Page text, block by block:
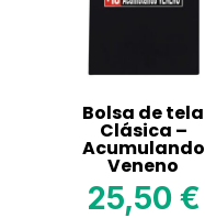
chosen
product
Bolsa de tela
Clásica –
Acumulando
Veneno
25,50 €